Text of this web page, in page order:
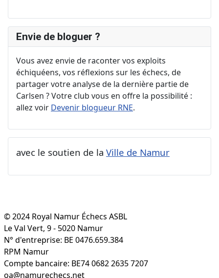
Envie de bloguer ?
Vous avez envie de raconter vos exploits
échiquéens, vos réflexions sur les échecs, de
partager votre analyse de la dernière partie de
Carlsen ? Votre club vous en offre la possibilité :
allez voir Devenir blogueur RNE.
avec le soutien de la Ville de Namur
© 2024 Royal Namur Échecs ASBL
Le Val Vert, 9 - 5020 Namur
N° d'entreprise: BE 0476.659.384
RPM Namur
Compte bancaire: BE74 0682 2635 7207
oa@namurechecs.net